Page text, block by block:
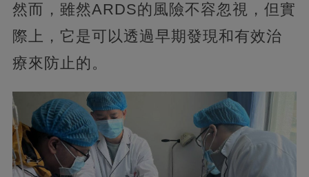
然而，雖然ARDS的風險不容忽視，但實
際上，它是可以透過早期發現和有效治
療來防止的。